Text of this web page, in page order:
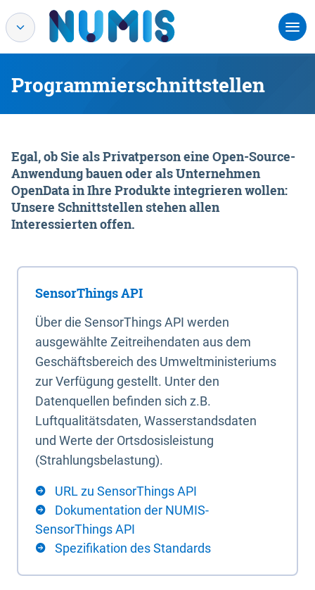
Programmierschnittstellen
Egal, ob Sie als Privatperson eine Open-Source-
Anwendung bauen oder als Unternehmen
OpenData in Ihre Produkte integrieren wollen:
Unsere Schnittstellen stehen allen
Interessierten offen.
SensorThings API
Über die SensorThings API werden
ausgewählte Zeitreihendaten aus dem
Geschäftsbereich des Umweltministeriums
zur Verfügung gestellt. Unter den
Datenquellen befinden sich z.B.
Luftqualitätsdaten, Wasserstandsdaten
und Werte der Ortsdosisleistung
(Strahlungsbelastung).
URL zu SensorThings API
Dokumentation der NUMIS-
SensorThings API
Spezifikation des Standards